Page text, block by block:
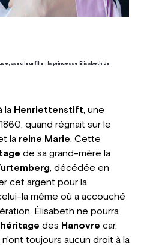
avec leur fille : la princesse Élisabeth de
la Henriettenstift, une
quand régnait sur le
la reine Marie. Cette
de sa grand-mère la
, décédée en
cet argent pour la
la même où a accouché
Élisabeth ne pourra
héritage des Hanovre car,
n'ont toujours aucun droit à la